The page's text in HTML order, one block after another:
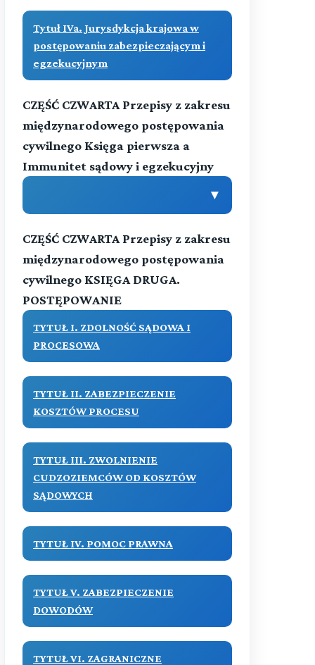
Przeczytaj zawartość działu
Przeczytaj zawartość działu
Przeczytaj zawartość działu
Tytuł IVa. Jurysdykcja krajowa w
postępowaniu zabezpieczającym i
egzekucyjnym
CZĘŚĆ CZWARTA Przepisy z zakresu
międzynarodowego postępowania
cywilnego Księga pierwsza a
Immunitet sądowy i egzekucyjny
▼
(art. 1111-1116)
Treść
Przeczytaj zawartość działu
CZĘŚĆ CZWARTA Przepisy z zakresu
międzynarodowego postępowania
cywilnego KSIĘGA DRUGA.
POSTĘPOWANIE
TYTUŁ I. ZDOLNOŚĆ SĄDOWA I
PROCESOWA
TYTUŁ II. ZABEZPIECZENIE
KOSZTÓW PROCESU
TYTUŁ III. ZWOLNIENIE
CUDZOZIEMCÓW OD KOSZTÓW
SĄDOWYCH
TYTUŁ IV. POMOC PRAWNA
TYTUŁ V. ZABEZPIECZENIE
DOWODÓW
TYTUŁ VI. ZAGRANICZNE